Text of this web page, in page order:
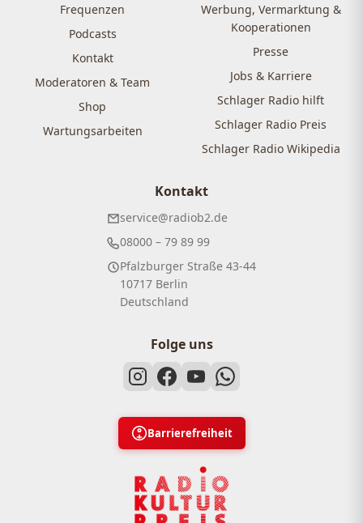
Frequenzen
Podcasts
Kontakt
Moderatoren & Team
Shop
Wartungsarbeiten
Werbung, Vermarktung &
Kooperationen
Presse
Jobs & Karriere
Schlager Radio hilft
Schlager Radio Preis
Schlager Radio Wikipedia
Kontakt
service@radiob2.de
08000 – 79 89 99
Pfalzburger Straße 43-44
10717 Berlin
Deutschland
Folge uns
Barrierefreiheit